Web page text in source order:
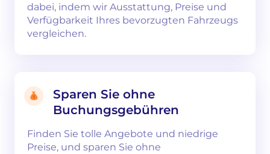
dabei, indem wir Ausstattung, Preise und
Verfügbarkeit Ihres bevorzugten Fahrzeugs
vergleichen.
Sparen Sie ohne
Buchungsgebühren
Finden Sie tolle Angebote und niedrige
Preise, und sparen Sie ohne